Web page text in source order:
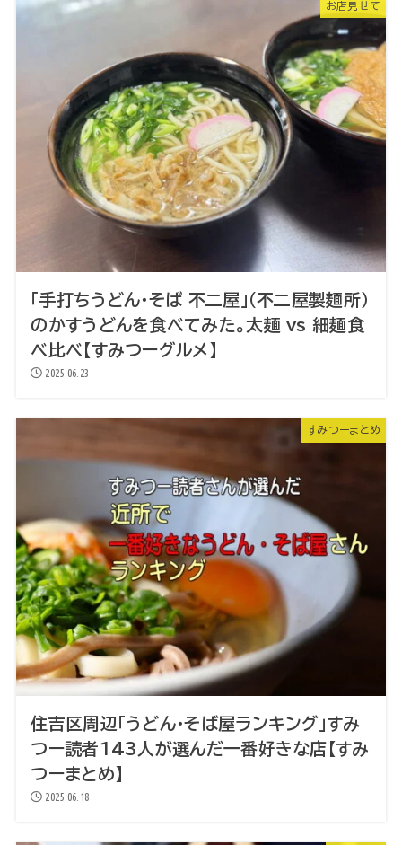
お店見せて
「手打ちうどん・そば 不二屋」（不二屋製麺所）
のかすうどんを食べてみた。太麺 vs 細麺食
べ比べ【すみつーグルメ】
2025.06.23
すみつーまとめ
住吉区周辺「うどん・そば屋ランキング」すみ
つー読者143人が選んだ一番好きな店【すみ
つーまとめ】
2025.06.18